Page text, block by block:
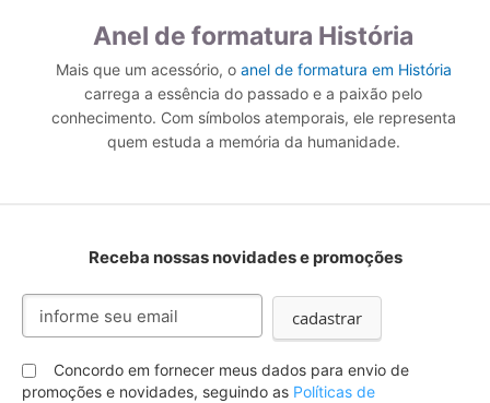
Anel de formatura História
Mais que um acessório, o anel de formatura em História
carrega a essência do passado e a paixão pelo
conhecimento. Com símbolos atemporais, ele representa
quem estuda a memória da humanidade.
Receba nossas novidades e promoções
Inscreva-
nossa
Newsletter:
cadastrar
Concordo em fornecer meus dados para envio de
promoções e novidades, seguindo as Políticas de